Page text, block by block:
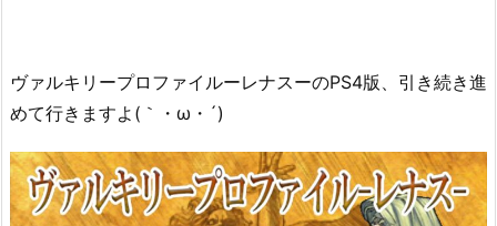
ヴァルキリープロファイルーレナスーのPS4版、引き続き進
めて行きますよ(｀・ω・´)